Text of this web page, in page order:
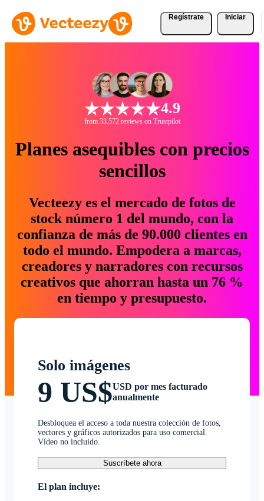
Regístrate Iniciar
4.9
from 33.572 reviews on Trustpilot
Planes asequibles con precios
sencillos
Vecteezy es el mercado de fotos de
stock número 1 del mundo, con la
confianza de más de 90.000 clientes en
todo el mundo. Empodera a marcas,
creadores y narradores con recursos
creativos que ahorran hasta un 76 %
en tiempo y presupuesto.
Solo imágenes
9 US$USD por mes facturado
anualmente
Desbloquea el acceso a toda nuestra colección de fotos,
vectores y gráficos autorizados para uso comercial.
Vídeo no incluido.
Suscríbete ahora
El plan incluye: